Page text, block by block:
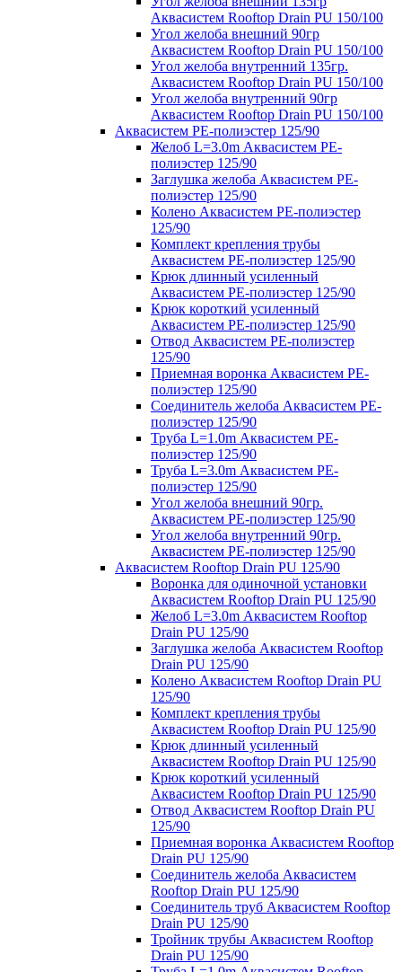
Аквасистем Rooftop Drain PU 150/100
Угол желоба внешний 90гр
Аквасистем Rooftop Drain PU 150/100
Угол желоба внутренний 135гр.
Аквасистем Rooftop Drain PU 150/100
Угол желоба внутренний 90гр
Аквасистем Rooftop Drain PU 150/100
Аквасистем PE-полиэстер 125/90
Желоб L=3.0m Аквасистем PE-
полиэстер 125/90
Заглушка желоба Аквасистем PE-
полиэстер 125/90
Колено Аквасистем PE-полиэстер
125/90
Комплект крепления трубы
Аквасистем PE-полиэстер 125/90
Крюк длинный усиленный
Аквасистем PE-полиэстер 125/90
Крюк короткий усиленный
Аквасистем PE-полиэстер 125/90
Отвод Аквасистем РЕ-полиэстер
125/90
Приемная воронка Аквасистем PE-
полиэстер 125/90
Соединитель желоба Аквасистем PE-
полиэстер 125/90
Труба L=1.0m Аквасистем PE-
полиэстер 125/90
Труба L=3.0m Аквасистем PE-
полиэстер 125/90
Угол желоба внешний 90гр.
Аквасистем PE-полиэстер 125/90
Угол желоба внутренний 90гр.
Аквасистем PE-полиэстер 125/90
Аквасистем Rooftop Drain PU 125/90
Воронка для одиночной установки
Аквасистем Rooftop Drain PU 125/90
Желоб L=3.0m Аквасистем Rooftop
Drain PU 125/90
Заглушка желоба Аквасистем Rooftop
Drain PU 125/90
Колено Аквасистем Rooftop Drain PU
125/90
Комплект крепления трубы
Аквасистем Rooftop Drain PU 125/90
Крюк длинный усиленный
Аквасистем Rooftop Drain PU 125/90
Крюк короткий усиленный
Аквасистем Rooftop Drain PU 125/90
Отвод Аквасистем Rooftop Drain PU
125/90
Приемная воронка Аквасистем Rooftop
Drain PU 125/90
Соединитель желоба Аквасистем
Rooftop Drain PU 125/90
Соединитель труб Аквасистем Rooftop
Drain PU 125/90
Тройник трубы Аквасистем Rooftop
Drain PU 125/90